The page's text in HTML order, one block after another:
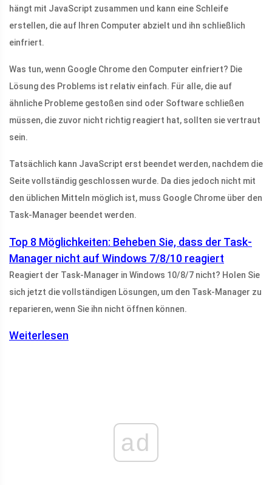
hängt mit JavaScript zusammen und kann eine Schleife
erstellen, die auf Ihren Computer abzielt und ihn schließlich
einfriert.
Was tun, wenn Google Chrome den Computer einfriert? Die
Lösung des Problems ist relativ einfach. Für alle, die auf
ähnliche Probleme gestoßen sind oder Software schließen
müssen, die zuvor nicht richtig reagiert hat, sollten sie vertraut
sein.
Tatsächlich kann JavaScript erst beendet werden, nachdem die
Seite vollständig geschlossen wurde. Da dies jedoch nicht mit
den üblichen Mitteln möglich ist, muss Google Chrome über den
Task-Manager beendet werden.
Top 8 Möglichkeiten: Beheben Sie, dass der Task-
Manager nicht auf Windows 7/8/10 reagiert
Reagiert der Task-Manager in Windows 10/8/7 nicht? Holen Sie
sich jetzt die vollständigen Lösungen, um den Task-Manager zu
reparieren, wenn Sie ihn nicht öffnen können.
Weiterlesen
ad